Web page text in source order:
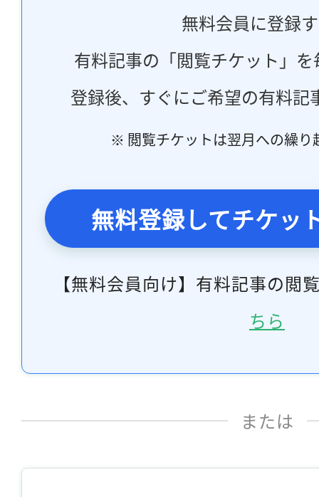
無料会員に登録
有料記事の「閲覧チケット」
登録後、すぐにご希望の有料記
※ 閲覧チケットは翌月への繰り
無料登録してチケッ
【無料会員向け】有料記事の閲
ちら
または